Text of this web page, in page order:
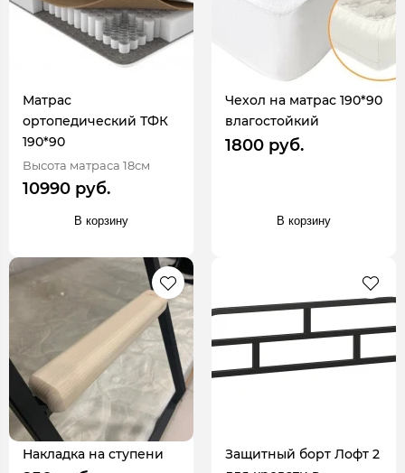
Матрас
ортопедический ТФК
190*90
Высота матраса 18см
10990 руб.
В корзину
Чехол на матрас 190*90
влагостойкий
1800 руб.
В корзину
Накладка на ступени
Защитный борт Лофт 2